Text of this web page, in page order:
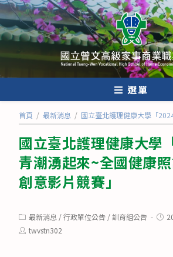
跳
轉
至
內
選單
首頁 / 最新消息 / 國立臺北護理健康大學「
國立臺北護理健康大學
青潮湧起來~全國健康
創意影片競賽」
Post
category:
最新消息 /行政單位公告 /訓育組公告
Post
Posttwvstn302